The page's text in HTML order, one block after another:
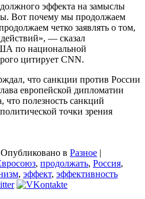
эффекта на замыслы
Вот почему мы продолжаем
четко заявлять о том,
— сказал
по национальной
цитирует CNN.
что санкции против России
европейской дипломатии
полезность санкций
точки зрения
Опубликовано в Разное |
, продолжать, Россия,
, эффект, эффективность